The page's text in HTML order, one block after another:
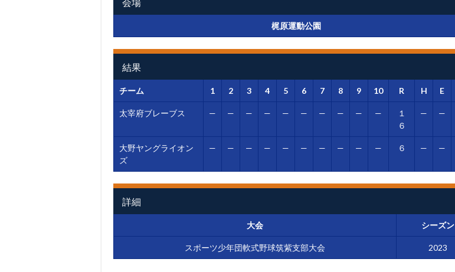
梶原運動公園
結果
チーム 1 2 3 4 5 6 7 8 9 10 R H E
太宰府ブレーブス — — — — — — — — — —
１
６
— —
大野ヤングライオン
ズ
— — — — — — — — — — ６ — —
詳細
大会 シーズン
スポーツ少年団軟式野球筑紫支部大会 2023